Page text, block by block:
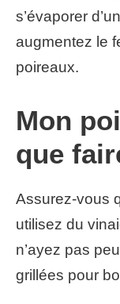
s’évaporer
augmentez le
poireaux.
Mon
que
Assurez-vous
utilisez du
n’ayez pas
grillées pour